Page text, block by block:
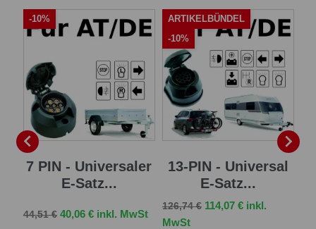

7 PIN - Universaler
E-Satz...
Verkaufspreis
44,51 € Preis
40,06 € inkl. MwSt
-10%
13-PIN - Universal
E-Satz...
Verkaufspreis
126,74 € Preis
114,07 € inkl.
MwSt
ARTIKELBÜNDEL
-10%
